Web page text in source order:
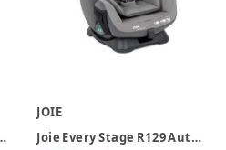
- Moss
JOIE
Joie Every Stage R129 Autostol - Cobble Stone